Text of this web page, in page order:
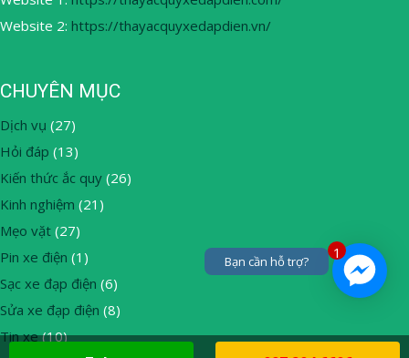
Website 2: https://thayacquyxedapdien.vn/
CHUYÊN MỤC
Dịch vụ (27)
Hỏi đáp (13)
Kiến thức ắc quy (26)
Kinh nghiệm (21)
Mẹo vặt (27)
Pin xe điện (1)
Sạc xe đạp điện (6)
Sửa xe đạp điện (8)
Tin xe(10)
1
Bạn cần hỗ trợ?